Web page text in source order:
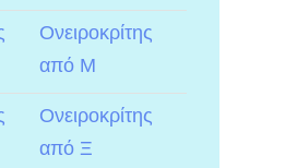
Ονειροκρίτης
από Μ
Ονειροκρίτης
από Ξ